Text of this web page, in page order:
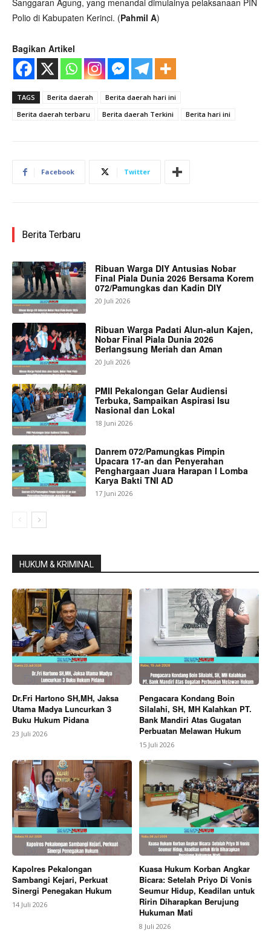
Sanggaran Agung, yang menandai dimulainya pelaksanaan PIN
Polio di Kabupaten Kerinci. (Pahmil A)
Bagikan Artikel
TAGS Berita daerah
Berita daerah hari ini
Berita daerah terbaru
Berita daerah Terkini Berita hari ini
Facebook Twitter
Berita Terbaru
Ribuan Warga DIY Antusias Nobar
Final Piala Dunia 2026 Bersama Korem
072/Pamungkas dan Kadin DIY
20 Juli 2026
Ribuan Warga Padati Alun-alun Kajen,
Nobar Final Piala Dunia 2026
Berlangsung Meriah dan Aman
20 Juli 2026
PMII Pekalongan Gelar Audiensi
Terbuka, Sampaikan Aspirasi Isu
Nasional dan Lokal
18 Juni 2026
Danrem 072/Pamungkas Pimpin
Upacara 17-an dan Penyerahan
Penghargaan Juara Harapan I Lomba
Karya Bakti TNI AD
17 Juni 2026
HUKUM & KRIMINAL
Dr.Fri Hartono SH,MH, Jaksa
Utama Madya Luncurkan 3
Buku Hukum Pidana
23 Juli 2026
Pengacara Kondang Boin
Silalahi, SH, MH Kalahkan PT.
Bank Mandiri Atas Gugatan
Perbuatan Melawan Hukum
15 Juli 2026
Kapolres Pekalongan
Sambangi Kejari, Perkuat
Sinergi Penegakan Hukum
14 Juli 2026
Kuasa Hukum Korban Angkar
Bicara: Setelah Priyo Di Vonis
Seumur Hidup, Keadilan untuk
Ririn Diharapkan Berujung
Hukuman Mati
8 Juli 2026